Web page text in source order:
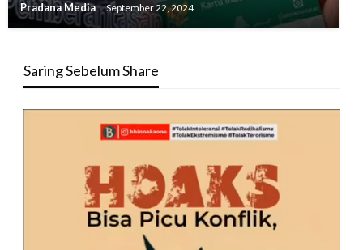
Pradana Media September 22, 2024
Saring Sebelum Share